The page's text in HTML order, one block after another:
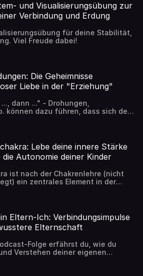
und Visualisierungsübung zur
Verbindung und Erdung
für deine Stabilität,
Viel Freude dabei!
Die Geheimnisse
Liebe in der "Erziehung"
dann ..." - Drohungen,
können dazu führen, dass sich dein
Weise verhalten muss, um Liebe
die auf Bedingungen beruht,
Element in der emotionalen
und spielt eine wesentliche Rolle
Liebe und Verbundenheit. Es
Lebe deine innere Stärke
Autonomie deiner Kinder
ist nach der Chakrenlehre (nicht
ein zentrales Element in der
und spielt eine wesentliche Rolle
Autonomie und Selbstwertgefühl.
das Bedürfnis nach
Autonomie.
Eltern-Ich: Verbindungsimpulse
Elternschaft
Folge erfährst du, wie du
Verstehen deiner eigenen
Konflikte vermeiden und deine
Lass dich inspirieren, tiefere